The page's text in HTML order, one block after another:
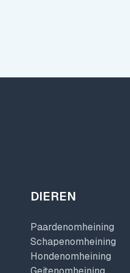
DIEREN
Paardenomheining
Schapenomheining
Hondenomheining